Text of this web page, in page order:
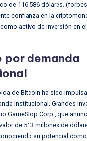
de 116.586 dólares. (
confianza en la
activo de inversión en
por demanda
de Bitcoin ha sido
institucional. Grandes
GameStop Corp., que
de 513 millones de
su potencial